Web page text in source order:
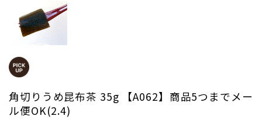
角切りうめ昆布茶 35g 【A062】商品5つまでメー
ル便OK(2.4)